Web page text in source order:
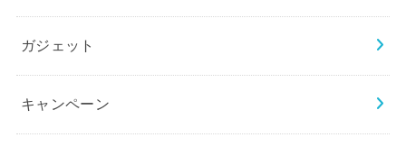
ガジェット
キャンペーン